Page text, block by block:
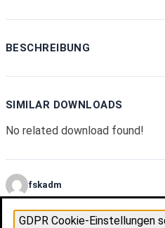
BESCHREIBUNG
SIMILAR DOWNLOADS
No related download found!
fskadm
GDPR Cookie-Einstellungen